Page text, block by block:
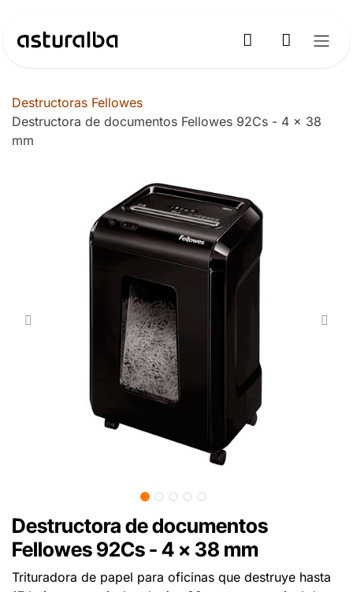
Destructoras Fellowes
Destructora de documentos Fellowes 92Cs - 4 x 38
mm
Destructora de documentos
Fellowes 92Cs - 4 x 38 mm
Trituradora de papel para oficinas que destruye hasta